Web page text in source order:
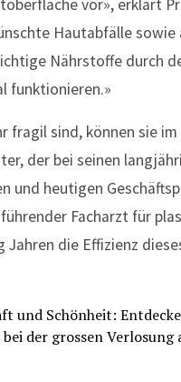
vor», erklärt
Hautabfälle
Nährstoffe durch
funktionieren.»
fragil sind, können sie
der bei seinen
und heutigen
Facharzt für
die Effizienz